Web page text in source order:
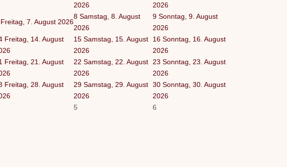
2026
2026
Freitag, 7. August 2026
8 Samstag, 8. August
2026
9 Sonntag, 9. August
2026
Freitag, 14. August
15 Samstag, 15. August
2026
16 Sonntag, 16. August
2026
Freitag, 21. August
22 Samstag, 22. August
2026
23 Sonntag, 23. August
2026
Freitag, 28. August
29 Samstag, 29. August
2026
30 Sonntag, 30. August
2026
5 6